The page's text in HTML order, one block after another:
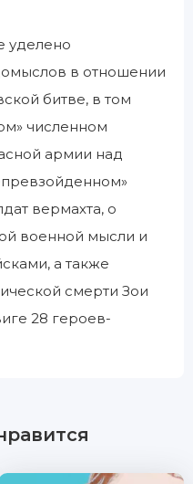
уделено
в отношении
битве, в том
численном
армии над
вермахта, о
военной мысли и
а также
смерти Зои
28 героев-